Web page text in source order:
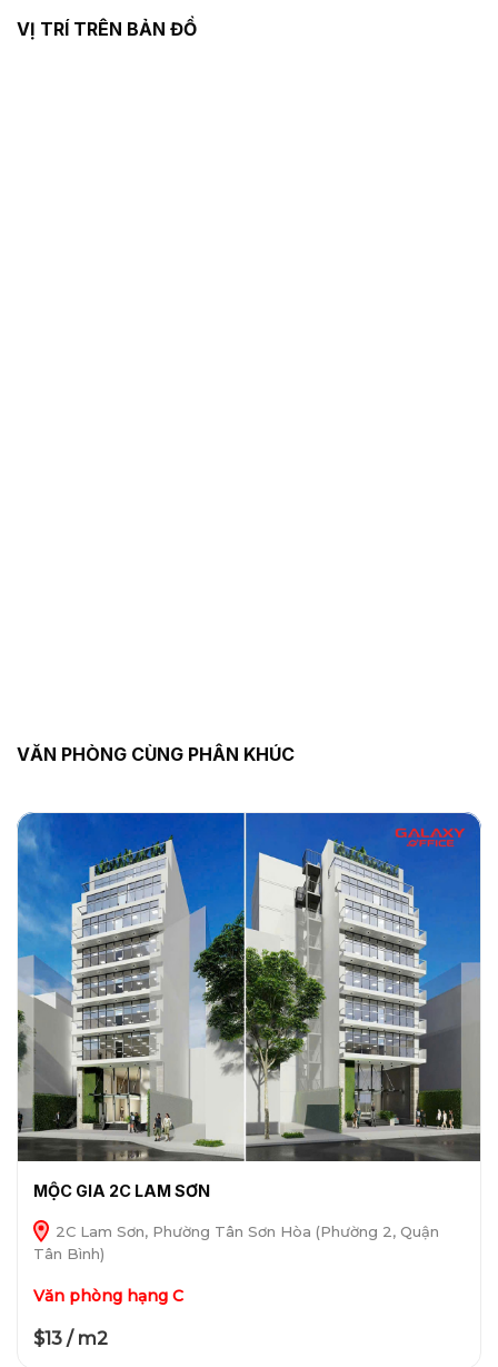
VỊ TRÍ TRÊN BẢN ĐỒ
VĂN PHÒNG CÙNG PHÂN KHÚC
MỘC GIA 2C LAM SƠN
2C Lam Sơn, Phường Tân Sơn Hòa (Phường 2, Quận
Tân Bình)
Văn phòng hạng C
$13 / m2